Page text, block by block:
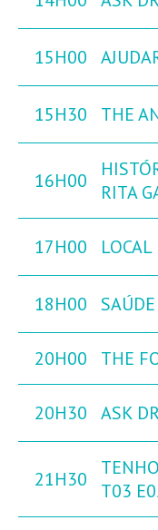
15H00
15H30 THE
16H00
RITA
17H00
18H00
20H00 THE
20H30 ASK
21H30
T03